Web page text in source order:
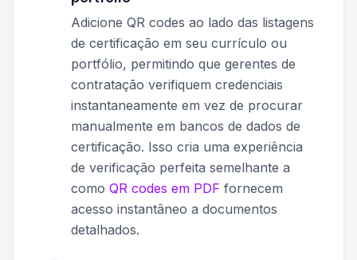
Adicione QR codes ao lado das listagens
de certificação em seu currículo ou
portfólio, permitindo que gerentes de
contratação verifiquem credenciais
instantaneamente em vez de procurar
manualmente em bancos de dados de
certificação. Isso cria uma experiência
de verificação perfeita semelhante a
como QR codes em PDF fornecem
acesso instantâneo a documentos
detalhados.